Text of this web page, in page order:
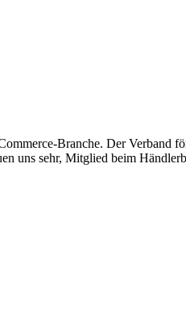
Branche. Der Verband
uns sehr, Mitglied beim